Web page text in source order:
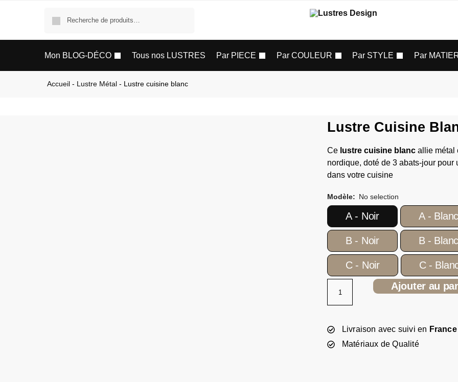
Mon BLOG-DÉCO Tous nos LUSTRES Par PIECE Par COULEUR Par STYLE Par
Accueil - Lustre Métal - Lustre cuisine blanc
Lustre Cuisine
Ce lustre cuisine blanc allie métal
nordique, doté de 3 abats-jour
dans votre cuisine
Modèle: No selection
A - Noir A - Blanc
B - Noir B - Blanc
C - Noir
C -
Ajouter au
Livraison avec suivi en France
Matériaux de Qualité